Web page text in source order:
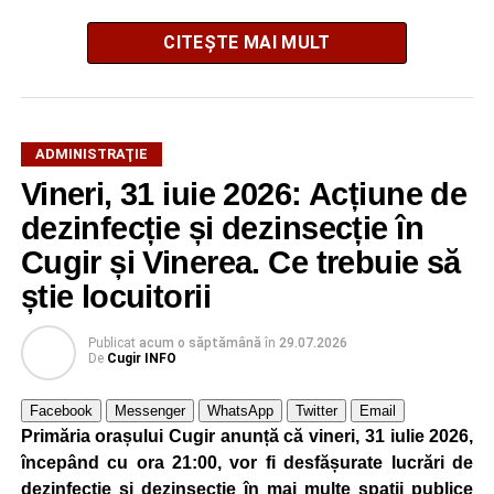
Contractul are o valoare estimată de394.000 de lei, fără
17 august 2026.
Investiția este derulată de Primăria Cugir în parteneriat cu
Consiliul Județean Alba și urmărește restaurarea și
refuncționalizarea unui ansamblu gospodăresc tradițional
din localitatea Vinerea, care va deveni un centru destinat
activităților culturale, educaționale și expoziționale.
O gospodărie tradițională va fi
readusă la viață
Ansamblul este situat pe strada Principală nr. 172 din
Vinerea, pe un teren de aproximativ 1.975 de metri pătrați,
CITEȘTE MAI MULT
ADMINISTRAŢIE
Vineri, 31 iuie 2026: Acțiune de
dezinfecție și dezinsecție în
Cugir și Vinerea. Ce trebuie să
știe locuitorii
Publicat acum o săptămână în 29.07.2026
De Cugir INFO
Facebook Messenger WhatsApp Twitter Email
Primăria orașului Cugir anunță că vineri, 31 iulie 2026,
începând cu ora 21:00, vor fi desfășurate lucrări de
dezinfecție și dezinsecție în mai multe spații publice